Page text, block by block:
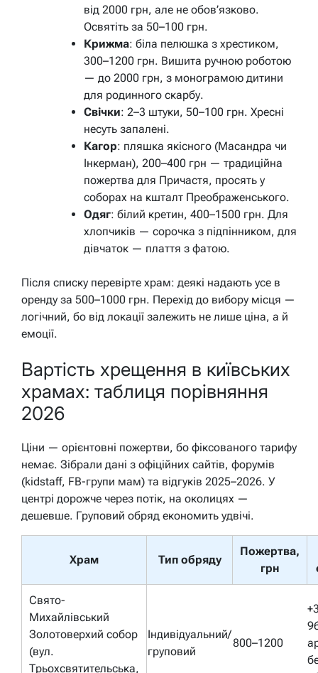
від 2000 грн, але не обов’язково.
Освятіть за 50–100 грн.
Крижма: біла пелюшка з хрестиком,
300–1200 грн. Вишита ручною роботою
— до 2000 грн, з монограмою дитини
для родинного скарбу.
Свічки: 2–3 штуки, 50–100 грн. Хресні
несуть запалені.
Кагор: пляшка якісного (Масандра чи
Інкерман), 200–400 грн — традиційна
пожертва для Причастя, просять у
соборах на кшталт Преображенського.
Одяг: білий кретин, 400–1500 грн. Для
хлопчиків — сорочка з підпінником, для
дівчаток — плаття з фатою.
Після списку перевірте храм: деякі надають усе в
оренду за 500–1000 грн. Перехід до вибору місця —
логічний, бо від локації залежить не лише ціна, а й
емоції.
Вартість хрещення в київських
храмах: таблиця порівняння
2026
Ціни — орієнтовні пожертви, бо фіксованого тарифу
немає. Зібрали дані з офіційних сайтів, форумів
(kidstaff, FB-групи мам) та відгуків 2025–2026. У
центрі дорожче через потік, на околицях —
дешевше. Груповий обряд економить удвічі.
Храм Тип обряду
Пожертва,
грн
Свято-
Михайлівський
Золотоверхий собор
(вул.
Трьохсвятительська,
Індивідуальний/
груповий
800–1200